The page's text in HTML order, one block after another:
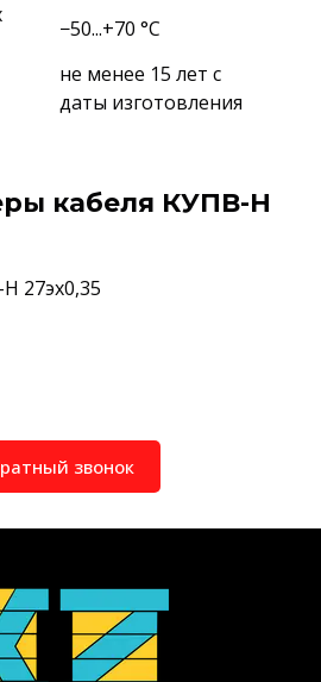
−50...+70 °C
не менее 15 лет с
даты изготовления
кабеля КУПВ-Н
27эх0,35
звонок